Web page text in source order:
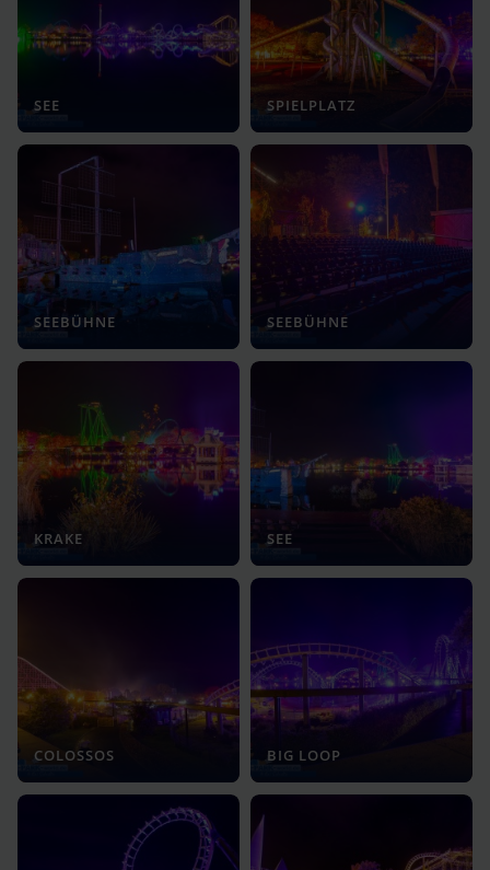
SEE SPIELPLATZ
SEEBÜHNE SEEBÜHNE
KRAKE SEE
COLOSSOS BIG LOOP